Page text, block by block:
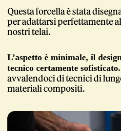
Stelbel un marchio registrato di Cicli Corsa S.r.l.
Partita IVA IT02445060185
Questa forcella è stata
per adattarsi perfettamente
nostri telai.
fake Gucci
L’aspetto è minimale, il
tecnico certamente sofisticato.
avvalendoci di tecnici di
materiali compositi.